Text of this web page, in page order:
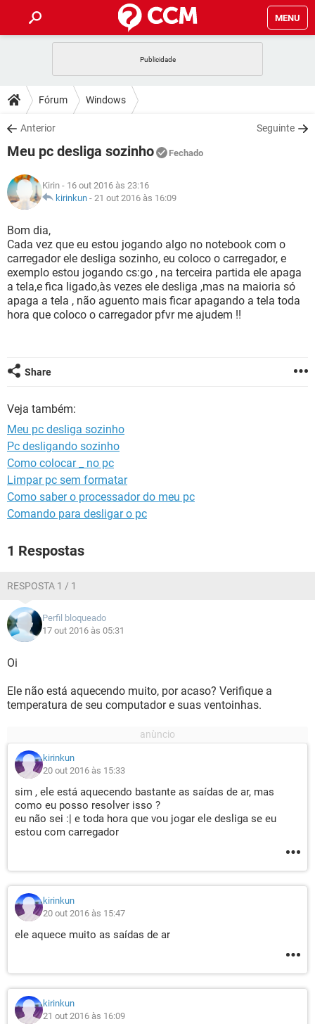
MENU
CELULAR
OUTLOOK
INSTAGRAM GMAIL
GUIA DE COMPRAS
DICAS
JOGOS
INSTAGRAM
GUIA DE COMPRAS
DOWNLOADS
JOGOS WHATSAPP
CELULAR
OUTLOOK EXCEL
INSTAGRAM
GUIA DE COMPRAS
FÓRUM
JOGOS
CELULAR
OUTLOOK
INSTAGRAM GMAIL
GUIA DE COMPRAS
GLOSSÁRIO
JOGOS
CELULAR FACEBOOK
OUTLOOK EXCEL
INSTAGRAM GMAIL
GUIA DE COMPRAS
Fórum Windows
Anterior Seguinte
Meu pc desliga sozinho Fechado
Kirin - 16 out 2016 às 23:16
kirinkun - 21 out 2016 às 16:09
Bom dia,
Cada vez que eu estou jogando algo no notebook com o
carregador ele desliga sozinho, eu coloco o carregador, e
exemplo estou jogando cs:go , na terceira partida ele apaga
a tela,e fica ligado,às vezes ele desliga ,mas na maioria só
apaga a tela , não aguento mais ficar apagando a tela toda
hora que coloco o carregador pfvr me ajudem !!
Share
Veja também:
Meu pc desliga sozinho
Pc desligando sozinho
Como colocar _ no pc
Limpar pc sem formatar
Como saber o processador do meu pc
Comando para desligar o pc
1 Respostas
RESPOSTA 1 / 1
Perfil bloqueado
17 out 2016 às 05:31
Oi
Ele não está aquecendo muito, por acaso? Verifique a
temperatura de seu computador e suas ventoinhas.
kirinkun
20 out 2016 às 15:33
sim , ele está aquecendo bastante as saídas de ar, mas
como eu posso resolver isso ?
eu não sei :| e toda hora que vou jogar ele desliga se eu
estou com carregador
kirinkun
20 out 2016 às 15:47
ele aquece muito as saídas de ar
kirinkun
21 out 2016 às 16:09